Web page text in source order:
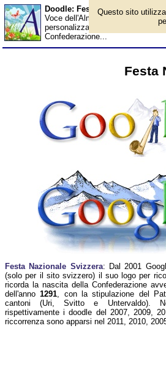
Doodle: Festa Nazionale
Voce dell'Almanacco del 1°
personalizzato (solo per il sito
Confederazione...
Festa
Festa Nazionale Svizzera: Dal 2001
(solo per il sito svizzero) il suo logo per
ricorda la nascita della Confederazione
dell'anno1291, con la stipulazione del
cantoni (Uri, Svitto e Untervaldo).
rispettivamente i doodle del 2007, 2009,
riccorrenza sono apparsi nel 2011, 2010,
Questo sito